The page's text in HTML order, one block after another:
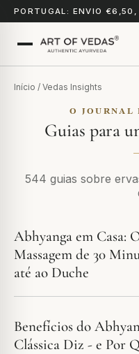
PORTUGAL: ENVIO
Início / Vedas Insights
O JOURNAL
Guias para
544 guias sobre
Abhyanga em Casa:
Massagem de 30
até ao Duche
Benefícios do
Clássica Diz - e Por